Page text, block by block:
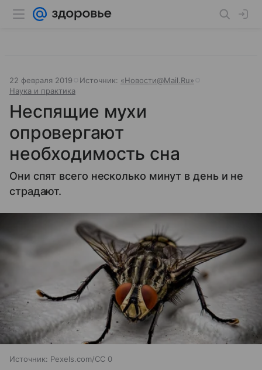
22 февраля 2019 Источник: «Новости@Mail.Ru»
Наука и практика
Неспящие мухи
опровергают
необходимость сна
Они спят всего несколько минут в день и не
страдают.
Источник: Pexels.com/CC 0